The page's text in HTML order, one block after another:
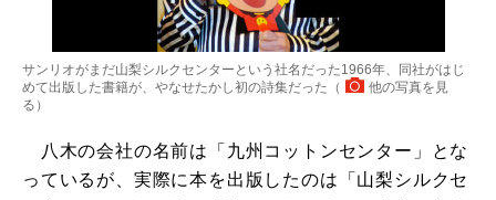
サンリオがまだ山梨シルクセンターという社名だった1966年、同社がはじ
めて出版した書籍が、やなせたかし初の詩集だった（
他の写真を見
る ）
八木の会社の名前は「九州コットンセンター」とな
っているが、実際に本を出版したのは「山梨シルクセ